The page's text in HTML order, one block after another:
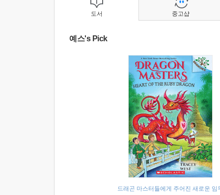
도서
예스's Pick
드래곤 마스터들에게 주어진 새로운 임
중고샵